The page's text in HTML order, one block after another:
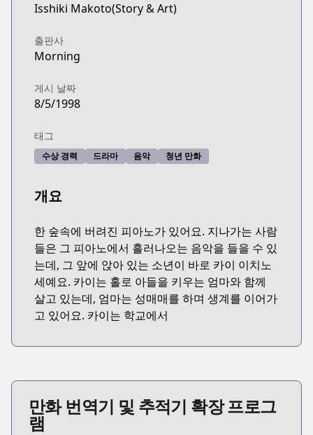
Isshiki Makoto(Story & Art)
출판사
Morning
게시 날짜
8/5/1998
태그
수상 경력 드라마 음악 청년 만화
개요
한 숲속에 버려진 피아노가 있어요. 지나가는 사람
들은 그 피아노에서 흘러나오는 음악을 들을 수 있
는데, 그 앞에 앉아 있는 소년이 바로 카이 이치노
세예요. 카이는 홀로 아들을 키우는 엄마와 함께
살고 있는데, 엄마는 성매매를 하며 생계를 이어가
고 있어요. 카이는 학교에서
만화 번역기 및 추적기 확장 프로그
램